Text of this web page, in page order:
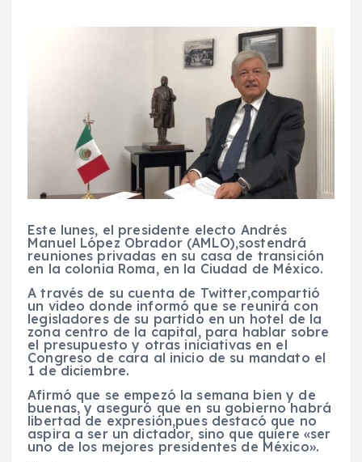
Este lunes, el presidente electo Andrés
Manuel López Obrador (AMLO),sostendrá
reuniones privadas en su casa de transición
en la colonia Roma, en la Ciudad de México.
A través de su cuenta de Twitter,compartió
un video donde informó que se reunirá con
legisladores de su partido en un hotel de la
zona centro de la capital, para hablar sobre
el presupuesto y otras iniciativas en el
Congreso de cara al inicio de su mandato el
1 de diciembre.
Afirmó que se empezó la semana bien y de
buenas, y aseguró que en su gobierno habrá
libertad de expresión,pues destacó que no
aspira a ser un dictador, sino que quiere «ser
uno de los mejores presidentes de México».